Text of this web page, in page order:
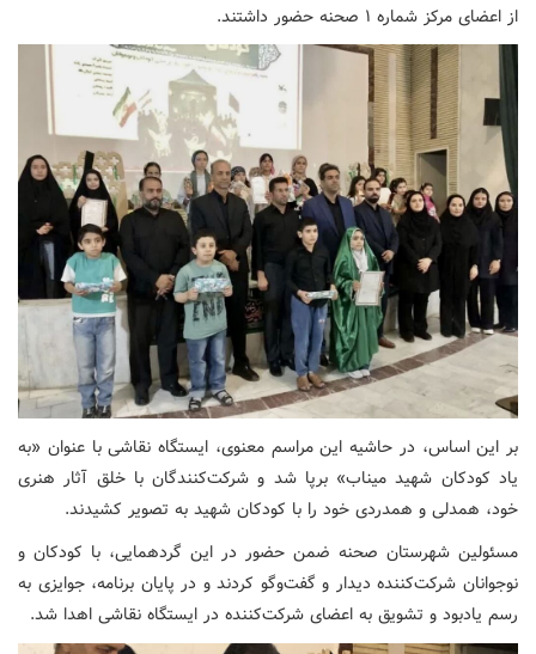
از اعضای مرکز شماره ۱ صحنه حضور داشتند.
بر این اساس، در حاشیه این مراسم معنوی، ایستگاه نقاشی با عنوان «به
یاد کودکان شهید میناب» برپا شد و شرکت‌کنندگان با خلق آثار هنری
خود، همدلی و همدردی خود را با کودکان شهید به تصویر کشیدند.
مسئولین شهرستان صحنه ضمن حضور در این گردهمایی، با کودکان و
نوجوانان شرکت‌کننده دیدار و گفت‌وگو کردند و در پایان برنامه، جوایزی به
رسم یادبود و تشویق به اعضای شرکت‌کننده در ایستگاه نقاشی اهدا شد.